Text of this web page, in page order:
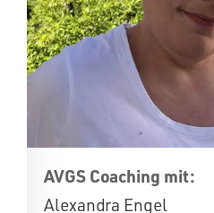
AVGS Coaching mit:
Alexandra Engel